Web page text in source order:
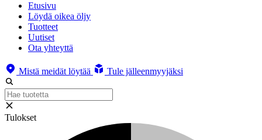
Etusivu
Löydä oikea öljy
Tuotteet
Uutiset
Ota yhteyttä
Mistä meidät löytää Tule jälleenmyyjäksi
Tulokset